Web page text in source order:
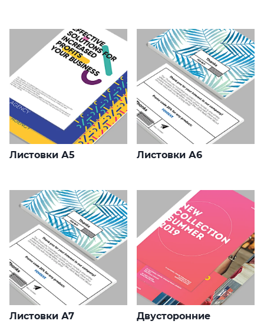
Листовки А5 Листовки А6
Листовки А7
Двусторонние